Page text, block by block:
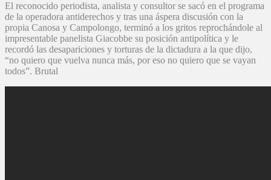
El reconocido periodista, analista y consultor se sacó en el programa
de la operadora antiderechos y tras una áspera discusión con la
propia Canosa y Campolongo, terminó a los gritos reprochándole al
impresentable panelista Giacobbe su posición antipolítica y le
recordó las desapariciones y torturas de la dictadura a la que dijo,
“no quiero que vuelva nunca más, por eso no quiero que se vayan
todos”. Brutal